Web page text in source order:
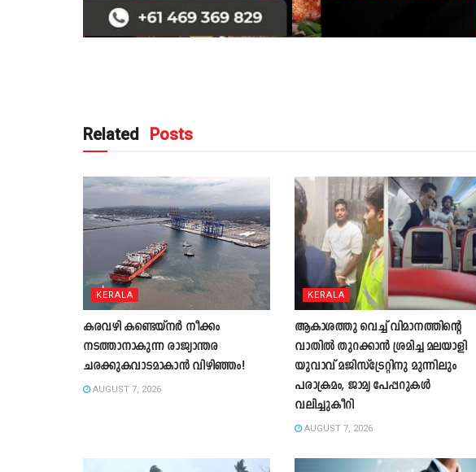
Related Posts
KERALA
കരവഴി കണ്ടെയ്നർ നീക്കം
നടത്താനാകുന്ന രാജ്യാന്തര
ചരക്കുകവാടമാകാൻ വിഴിഞ്ഞം!
AUGUST 7, 2026
KERALA
ആകാശത്തു വെച്ച് വിമാനത്തിന്റെ
വാതില്‍ തുറക്കാന്‍ ശ്രമിച്ച മലയാളി
യുവാവ് മജിസ്ട്രേറ്റിനു മുന്നിലും
പരാക്രമം, ജാമ്യ പേപ്പറുകൾ
വലിച്ചുകീറി
AUGUST 7, 2026